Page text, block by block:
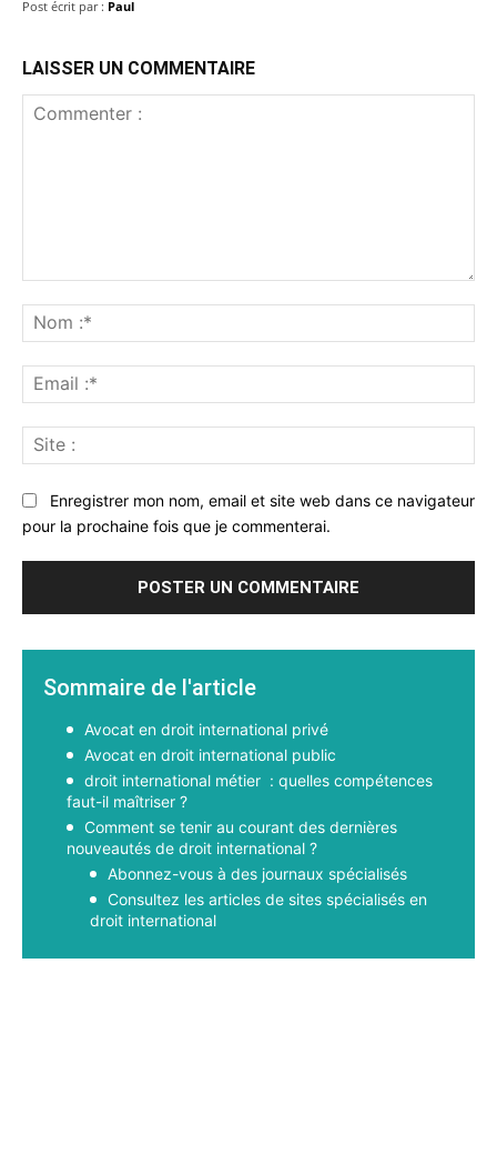
Post écrit par : Paul
LAISSER UN COMMENTAIRE
:*
:*
:
Enregistrer mon nom, email et site web dans ce navigateur
pour la prochaine fois que je commenterai.
Sommaire de l'article
Avocat en droit international privé
Avocat en droit international public
droit international métier : quelles compétences
faut-il maîtriser ?
Comment se tenir au courant des dernières
nouveautés de droit international ?
Abonnez-vous à des journaux spécialisés
Consultez les articles de sites spécialisés en
droit international